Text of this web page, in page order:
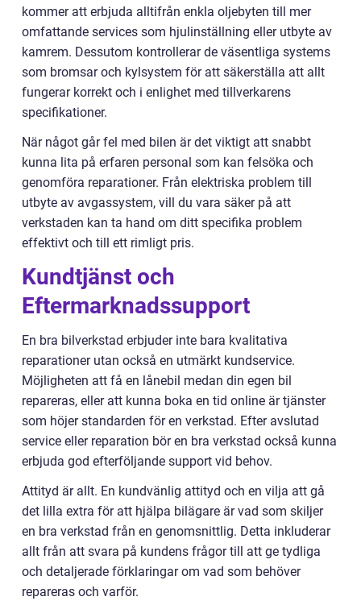
kommer att erbjuda alltifrån enkla oljebyten till mer
omfattande services som hjulinställning eller utbyte av
kamrem. Dessutom kontrollerar de väsentliga systems
som bromsar och kylsystem för att säkerställa att allt
fungerar korrekt och i enlighet med tillverkarens
specifikationer.
När något går fel med bilen är det viktigt att snabbt
kunna lita på erfaren personal som kan felsöka och
genomföra reparationer. Från elektriska problem till
utbyte av avgassystem, vill du vara säker på att
verkstaden kan ta hand om ditt specifika problem
effektivt och till ett rimligt pris.
Kundtjänst och
Eftermarknadssupport
En bra bilverkstad erbjuder inte bara kvalitativa
reparationer utan också en utmärkt kundservice.
Möjligheten att få en lånebil medan din egen bil
repareras, eller att kunna boka en tid online är tjänster
som höjer standarden för en verkstad. Efter avslutad
service eller reparation bör en bra verkstad också kunna
erbjuda god efterföljande support vid behov.
Attityd är allt. En kundvänlig attityd och en vilja att gå
det lilla extra för att hjälpa bilägare är vad som skiljer
en bra verkstad från en genomsnittlig. Detta inkluderar
allt från att svara på kundens frågor till att ge tydliga
och detaljerade förklaringar om vad som behöver
repareras och varför.